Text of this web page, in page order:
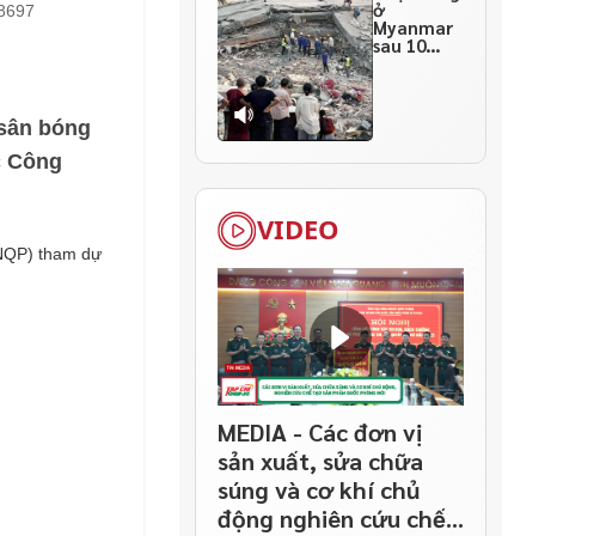
bóng
Công
tham dự
ở
Myanmar
sau 10
ngày
thảm họa
VIDEO
MEDIA - Các đơn vị
sản xuất, sửa chữa
súng và cơ khí chủ
động nghiên cứu chế